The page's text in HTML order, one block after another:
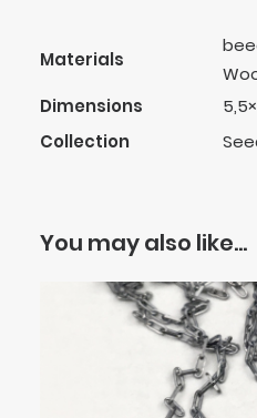
Materials
Dimensions
Collection
You may also like…